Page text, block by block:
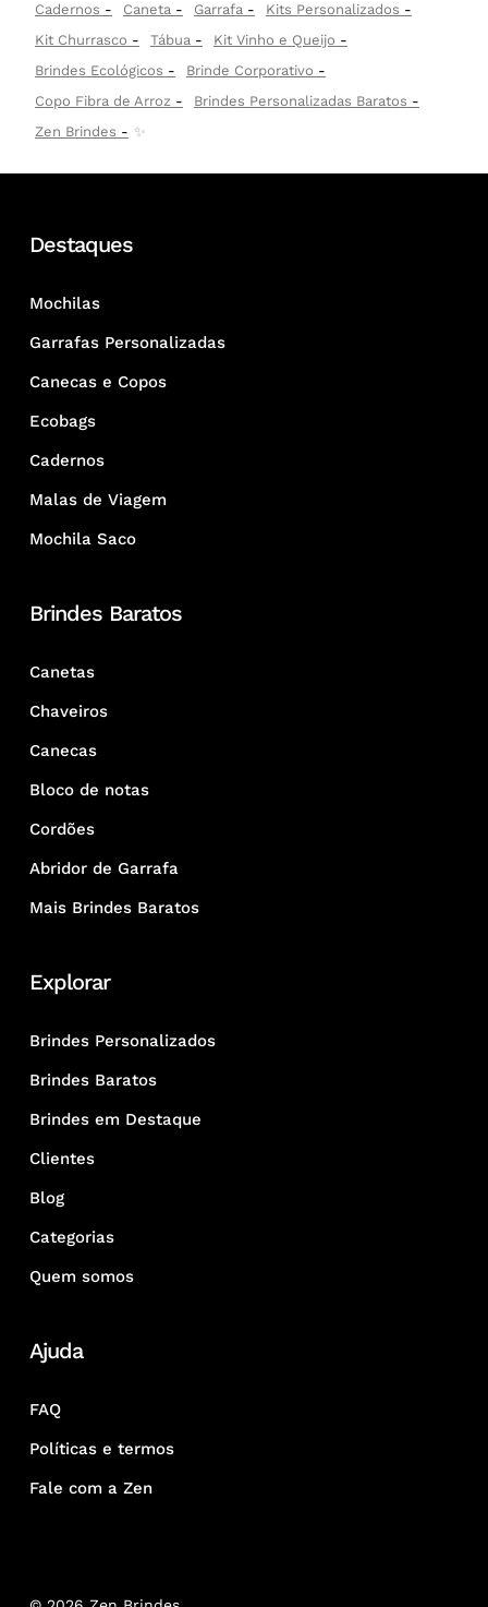
Cadernos
Caneta Garrafa
Kits Personalizados
Kit Churrasco
Tábua
Kit Vinho e Queijo
Brindes Ecológicos
Brinde Corporativo
Copo Fibra de Arroz
Brindes Personalizadas Baratos
Zen Brindes
✨
Destaques
Mochilas
Garrafas Personalizadas
Canecas e Copos
Ecobags
Cadernos
Malas de Viagem
Mochila Saco
Brindes Baratos
Canetas
Chaveiros
Canecas
Bloco de notas
Cordões
Abridor de Garrafa
Mais Brindes Baratos
Explorar
Brindes Personalizados
Brindes Baratos
Brindes em Destaque
Clientes
Blog
Categorias
Quem somos
Ajuda
FAQ
Políticas e termos
Fale com a Zen